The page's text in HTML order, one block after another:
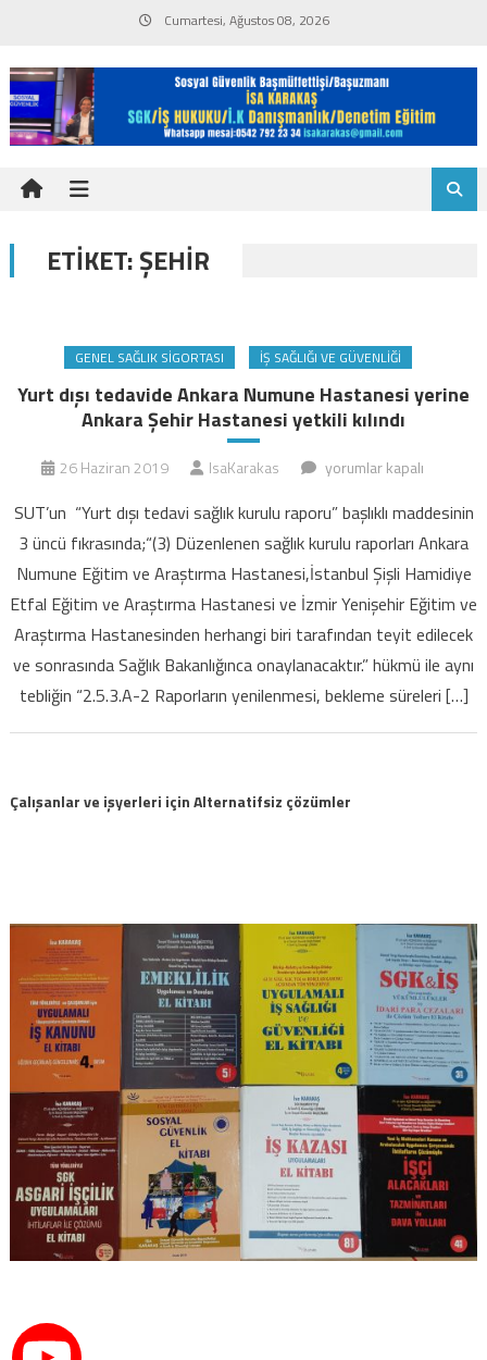
content
Cumartesi, Ağustos 08, 2026
ETIKET:ŞEHIR
GENEL SAĞLIK SIGORTASI İŞ SAĞLIĞI VE GÜVENLIĞI
Yurt dışı tedavide Ankara Numune Hastanesi yerine
Ankara Şehir Hastanesi yetkili kılındı
26 Haziran 2019 IsaKarakas
Yurt
tedavide
Ankara
Numune
Hastanesi
yerine
Ankara
yetkili
için
yorumlar kapalı
SUT’un “Yurt dışı tedavi sağlık kurulu raporu” başlıklı maddesinin
3 üncü fıkrasında;“(3) Düzenlenen sağlık kurulu raporları Ankara
Numune Eğitim ve Araştırma Hastanesi,İstanbul Şişli Hamidiye
Etfal Eğitim ve Araştırma Hastanesi ve İzmir Yenişehir Eğitim ve
Araştırma Hastanesinden herhangi biri tarafından teyit edilecek
ve sonrasında Sağlık Bakanlığınca onaylanacaktır.” hükmü ile aynı
tebliğin “2.5.3.A-2 Raporların yenilenmesi, bekleme süreleri […]
Çalışanlar ve işyerleri için Alternatifsiz çözümler